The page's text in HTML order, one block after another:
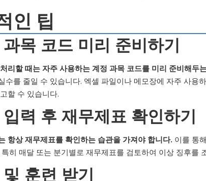
인 팁
목 코드 미리 준비하기
리할 때는 자주 사용하는 계정 과목 코드를 미리 준비해두
수를 줄일 수 있습니다. 엑셀 파일이나 메모장에 자주 사용
할 수 있습니다.
력 후 재무제표 확인하기
항상 재무제표를 확인하는 습관을 가져야 합니다. 이를 통
히 매달 또는 분기별로 재무제표를 검토하여 이상 징후를
훈련 받기